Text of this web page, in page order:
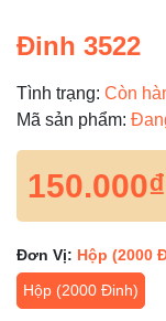
Đinh 3522
Tình trạng: Còn
Mã sản phẩm:
150.000₫
Đơn Vị: Hộp (2000
Hộp (2000 Đinh)